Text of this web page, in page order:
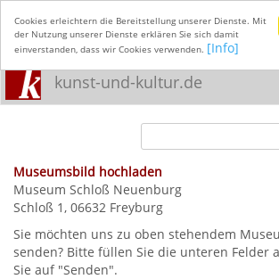
Cookies erleichtern die Bereitstellung unserer Dienste. Mit
der Nutzung unserer Dienste erklären Sie sich damit
einverstanden, dass wir Cookies verwenden. [Info]
kunst-und-kultur.de
Museumsbild hochladen
Museum Schloß Neuenburg
Schloß 1, 06632 Freyburg
Sie möchten uns zu oben stehendem
senden? Bitte füllen Sie die unteren Felder
Sie auf "Senden".